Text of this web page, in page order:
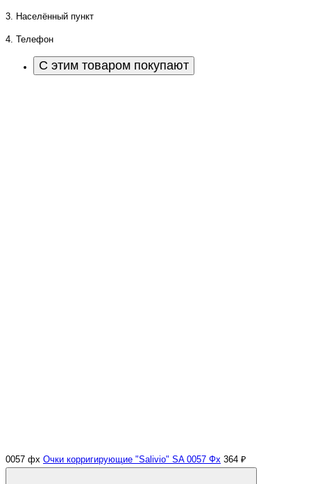
3. Населённый пункт
4. Телефон
С этим товаром покупают
0057 фх Очки корригирующие "Salivio" SA 0057 Фх 364 ₽